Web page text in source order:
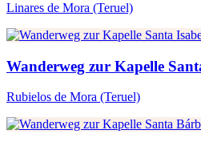
Linares de Mora (Teruel)
Wanderweg zur Kapelle
Rubielos de Mora (Teruel)